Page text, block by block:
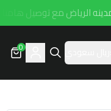
0